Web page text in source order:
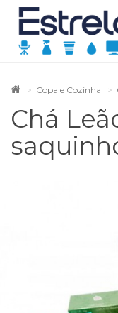
Copa e Cozinha
Chá